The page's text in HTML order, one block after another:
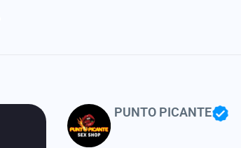
PUNTO PICANTE